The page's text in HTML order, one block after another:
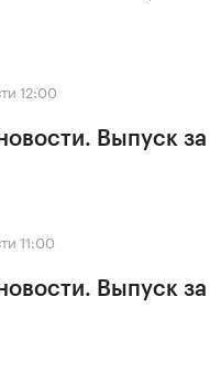
12:00
Выпуск
11:00
новости. Выпуск